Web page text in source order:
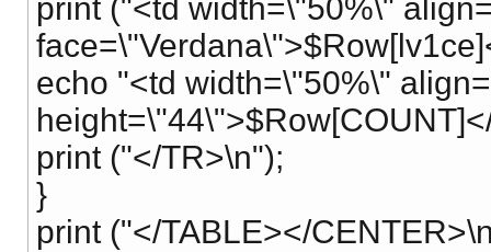
print ("<td width=\"50%\"
echo "<td width=\"50%\"
print ("</TR>\n");
}
print ("</TABLE></